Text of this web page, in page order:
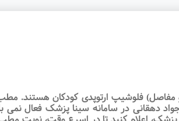
فلوشیپ ارتوپدی کودکان هستند. مطب
دهقانی در سامانه سینا پزشک فعال